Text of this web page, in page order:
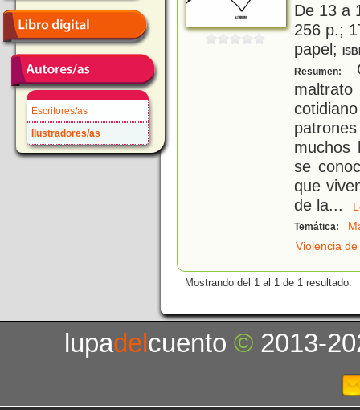
Escritores/as
Ilustradores/as
De 13 a
256 p.;
papel;
Resumen:
muchos
se
que
de la...
Temática:
Violencia
Mostrando del 1 al 1 de 1 resultado.
lupadelcuento© 2013-